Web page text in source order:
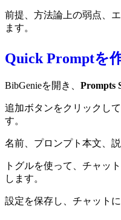
前提、方法論上の弱点、
ます。
Quick Promptを
BibGenieを開き、 Prompts
追加ボタンをクリックし
す。
名前、プロンプト本文、
トグルを使って、チャッ
します。
設定を保存し、チャットに